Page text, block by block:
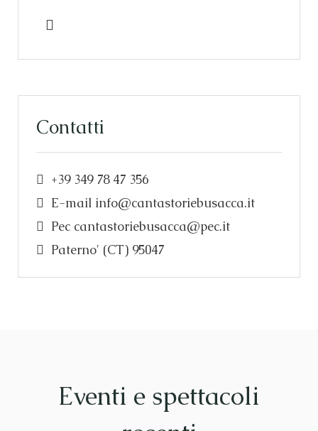
Contatti
+39 349 78 47 356
E-mail info@cantastoriebusacca.it
Pec cantastoriebusacca@pec.it
Paterno' (CT) 95047
Eventi e spettacoli